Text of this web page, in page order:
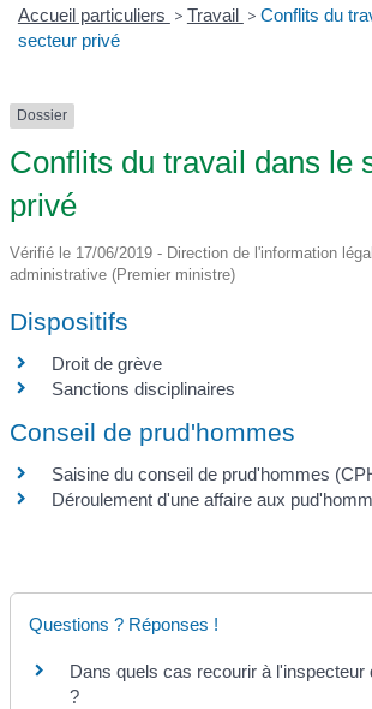
Accueil particuliers > Travail > Conflits du
secteur privé
Dossier
Conflits du travail dans le
privé
Vérifié le 17/06/2019 - Direction de l'information
administrative (Premier ministre)
Dispositifs
Droit de grève
Sanctions disciplinaires
Conseil de prud'hommes
Saisine du conseil de prud'hommes
Déroulement d'une affaire aux
Questions ? Réponses !
Dans quels cas recourir à l'inspecteur
?